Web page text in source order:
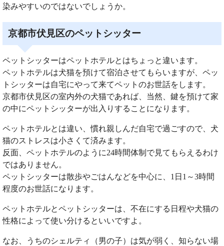
染みやすいのではないでしょうか。
京都市伏見区のペットシッター
ペットシッターはペットホテルとはちょっと違います。
ペットホテルは犬猫を預けて宿泊させてもらいますが、ペッ
トシッターは自宅にやって来てペットのお世話をします。
京都市伏見区の室内外の犬猫であれば、当然、鍵を預けて家
の中にペットシッターが出入りすることになります。
ペットホテルとは違い、慣れ親しんだ自宅で過ごすので、犬
猫のストレスは小さくて済みます。
反面、ペットホテルのように24時間体制で見てもらえるわけ
ではありません。
ペットシッターは散歩やごはんなどを中心に、1日1～3時間
程度のお世話になります。
ペットホテルとペットシッターは、不在にする日程や犬猫の
性格によって使い分けるといいですよ。
なお、うちのシェルティ（男の子）は気が弱く、知らない場